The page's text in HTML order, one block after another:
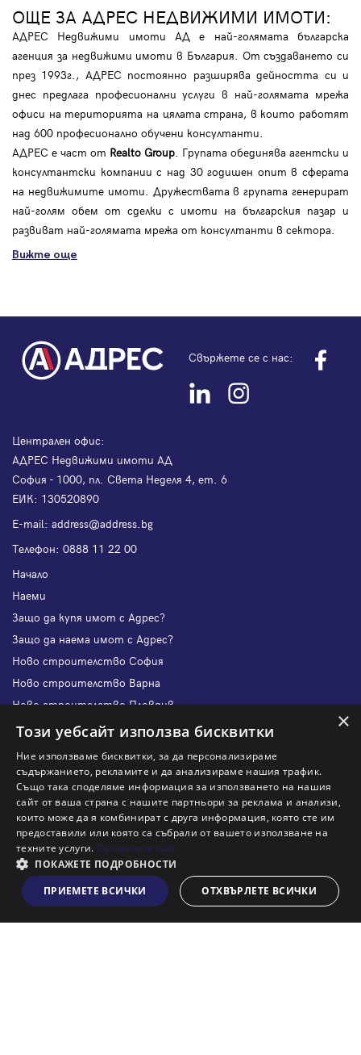
Виж на картата
ОЩЕ ЗА АДРЕС НЕДВИЖИМИ ИМОТИ:
АДРЕС Недвижими имоти АД е най-голямата българска
агенция за недвижими имоти в България. От създаването си
през 1993г., АДРЕС постоянно разширява дейността си и
днес предлага професионални услуги в най-голямата мрежа
офиси на територията на цялата страна, в които работят
над 600 професионално обучени консултанти.
АДРЕС е част от Realto Group. Групата обединява агентски и
консултантски компании с над 30 годишен опит в сферата
на недвижимите имоти. Дружествата в групата генерират
най-голям обем от сделки с имоти на българския пазар и
развиват най-голямата мрежа от консултанти в сектора.
Вижте още
Свържете се с нас:
Централен офис:
АДРЕС Недвижими имоти АД
София - 1000, пл. Света Неделя 4, ет. 6
ЕИК: 130520890
Е-mail: address@address.bg
Телефон: 0888 11 22 00
Начало
Наеми
Защо да купя имот с Адрес?
Защо да наема имот с Адрес?
Ново строителство София
Ново строителство Варна
Ново строителство Пловдив
Ново строителство Бургас
Защо да отдам имот с Адрес?
Наши офиси
Кариери
Кои сме ние?
Франчайз
Блог
Искаш ли да получаваш актуална информация за пазара
на недвижими имоти?
×
Този уебсайт използва бисквитки
Ние използваме бисквитки, за да персонализираме
съдържанието, рекламите и да анализираме нашия трафик.
Също така споделяме информация за използването на нашия
сайт от ваша страна с нашите партньори за реклама и анализи,
които може да я комбинират с друга информация, която сте им
предоставили или която са събрали от вашето използване на
техните услуги. Прочетете още
ПОКАЖЕТЕ ПОДРОБНОСТИ
ПРИЕМЕТЕ ВСИЧКИ
ОТХВЪРЛЕТЕ ВСИЧКИ